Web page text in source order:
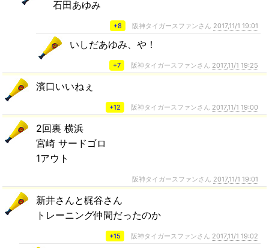
石田あゆみ
+8 阪神タイガースファンさん 2017,11/1 19:01
いしだあゆみ、や！
+7 阪神タイガースファンさん 2017,11/1 19:25
濱口いいねぇ
+12 阪神タイガースファンさん 2017,11/1 19:00
2回裏 横浜
宮崎 サードゴロ
1アウト
阪神タイガースファンさん 2017,11/1 19:01
新井さんと梶谷さん
トレーニング仲間だったのか
+15 阪神タイガースファンさん 2017,11/1 19:02